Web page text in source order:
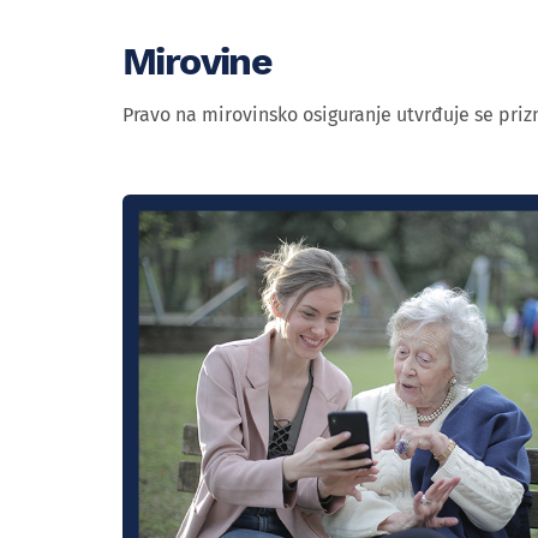
Mirovine
Pravo na mirovinsko osiguranje utvrđuje se